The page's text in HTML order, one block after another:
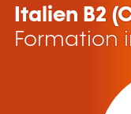
Italien B2
Formation